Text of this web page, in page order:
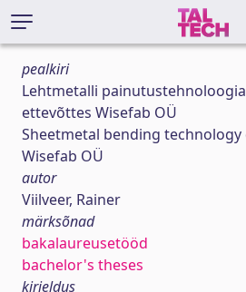
pealkiri
Lehtmetalli
ettevõttes Wisefab OÜ
Sheetmetal bending
Wisefab OÜ
autor
Viilveer, Rainer
märksõnad
bakalaureusetööd
bachelor's theses
kirjeldus